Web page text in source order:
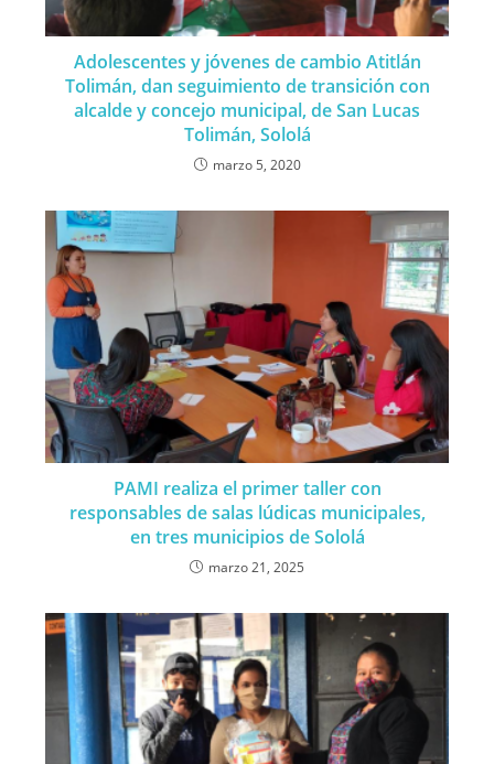
Adolescentes y jóvenes de cambio Atitlán
Tolimán, dan seguimiento de transición con
alcalde y concejo municipal, de San Lucas
Tolimán, Sololá
marzo 5, 2020
PAMI realiza el primer taller con
responsables de salas lúdicas municipales,
en tres municipios de Sololá
marzo 21, 2025